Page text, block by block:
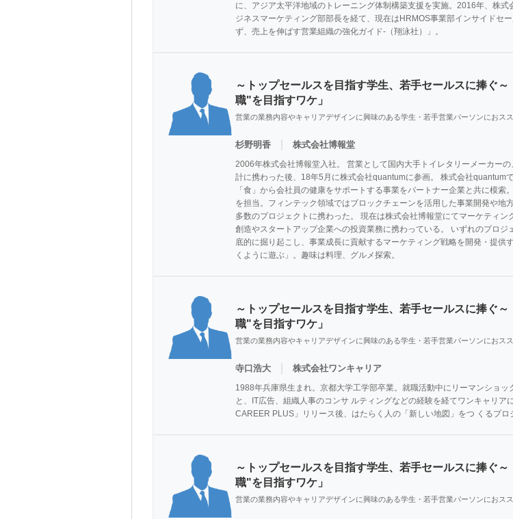
に、アジア太平洋地域のトレーニング体制構築⽀援を実施。2016年、株
ジネスマーケティング部部⻑を経て、現在はHRMOS事業部インサイドセ
ず、売上を伸ばす営業組織の強化ガイド-（翔泳社）」。
～トップセールスを目指す学生、若手セールスに捧ぐ
職"を目指すワケ」
営業の業務内容やキャリアデザインに興味のある学生・若手営業パーソンにおスス
杉野明香 株式会社博報堂
2006年株式会社博報堂入社。 営業として国内大手トイレタリーメーカー
計に携わった後、18年5月に株式会社quantumに参画。 株式会社quantum
「食」から会社員の健康をサポートする事業をパートナー企業と共に模
を担当。フィンテック領域ではブロックチェーンを活用した事業開発や地
多数のプロジェクトに携わった。 現在は株式会社博報堂にてマーケティ
創造やスタートアップ企業への投資業務に携わっている。 いずれのプロ
底的に掘り起こし、事業成長に貢献するマーケティング戦略を開発・提
くように遊ぶ」。趣味は料理、グルメ探索。
～トップセールスを目指す学生、若手セールスに捧ぐ
職"を目指すワケ」
営業の業務内容やキャリアデザインに興味のある学生・若手営業パーソンにおスス
寺口浩大 株式会社ワンキャリア
1988年兵庫県⽣まれ。京都⼤学⼯学部卒業。就職活動中にリーマンショ
と、IT広告、組織⼈事のコンサ ルティングなどの経験を経てワンキャリ
CAREER PLUS」リリース後、はたらく⼈の「新しい地図」をつ くるプロ
～トップセールスを目指す学生、若手セールスに捧ぐ
職"を目指すワケ」
営業の業務内容やキャリアデザインに興味のある学生・若手営業パーソンにおスス